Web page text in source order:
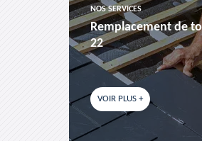
NOS SERVICES
Remplacement de
22
VOIR PLUS +